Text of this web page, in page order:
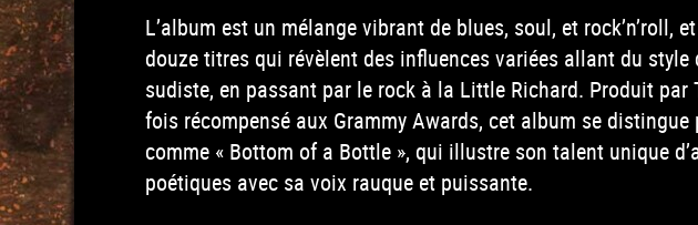
L’album est un mélange vibrant de blues, soul, et rock’n’roll,
douze titres qui révèlent des influences variées allant du style
sudiste, en passant par le rock à la Little Richard. Produit par
fois récompensé aux Grammy Awards, cet album se distingue
comme « Bottom of a Bottle », qui illustre son talent unique
poétiques avec sa voix rauque et puissante.